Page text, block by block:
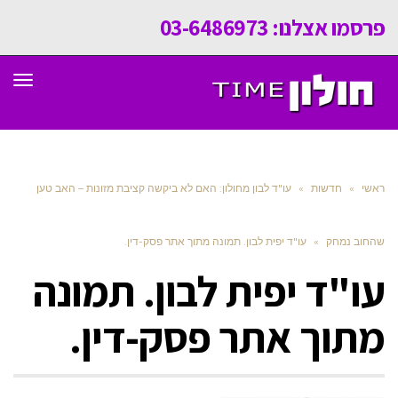
פרסמו אצלנו: 03-6486973
ראשי » חדשות » עו"ד לבון מחולון: האם לא ביקשה קציבת מזונות – האב טען
שהחוב נמחק » עו"ד יפית לבון. תמונה מתוך אתר פסק-דין.
עו"ד יפית לבון. תמונה
מתוך אתר פסק-דין.